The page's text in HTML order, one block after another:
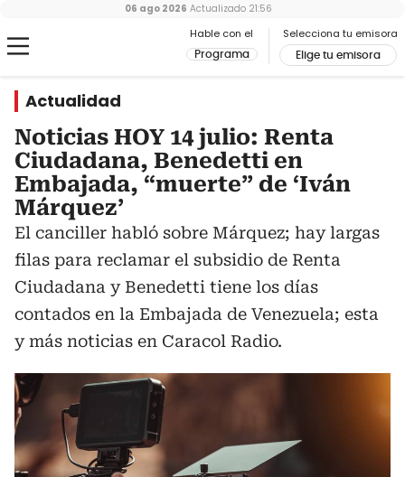
Hable con el
Programa
Selecciona tu emisora
Elige tu emisora
06 ago 2026 Actualizado 21:56
Actualidad
Noticias HOY 14 julio: Renta
Ciudadana, Benedetti en
Embajada, “muerte” de ‘Iván
Márquez’
El canciller habló sobre Márquez; hay largas
filas para reclamar el subsidio de Renta
Ciudadana y Benedetti tiene los días
contados en la Embajada de Venezuela; esta
y más noticias en Caracol Radio.